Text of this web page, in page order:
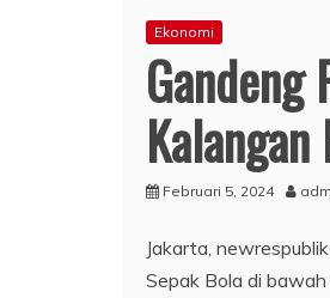
Ekonomi
Gandeng
Februari 5, 2024
Jakarta,
Sepak Bola di